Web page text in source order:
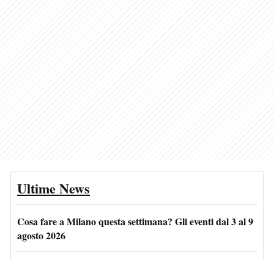
Ultime News
Cosa fare a Milano questa settimana? Gli eventi dal 3 al 9
agosto 2026